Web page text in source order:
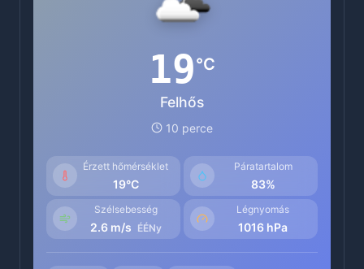
19°C
Felhős
10 perce
Érzett hőmérséklet
19°C
Páratartalom
83%
Szélsebesség
2.6 m/s ÉÉNy
Légnyomás
1016 hPa